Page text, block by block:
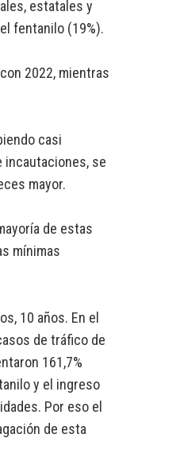
estatales y
fentanilo (19%).
2022, mientras
casi
incautaciones, se
mayor.
de estas
mínimas
10 años. En el
de tráfico de
161,7%
y el ingreso
Por eso el
de esta